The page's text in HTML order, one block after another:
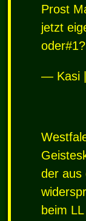
Prost
jetzt
oder#1?
— Kasi |
der aus
beim